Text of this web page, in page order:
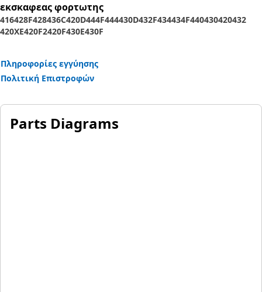
εκσκαφεας φορτωτης
416428F428436C420D444F444430D432F434434F440430420432
420XE420F2420F430E430F
Πληροφορίες εγγύησης
Πολιτική Επιστροφών
Parts Diagrams